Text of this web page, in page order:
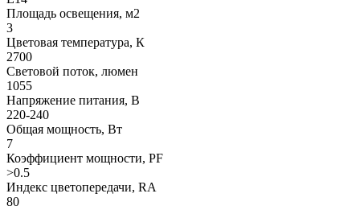
Площадь освещения, м2
3
Цветовая температура, К
2700
Световой поток, люмен
1055
Напряжение питания, В
220-240
Общая мощность, Вт
7
Коэффициент мощности, PF
>0.5
Индекс цветопередачи, RA
80